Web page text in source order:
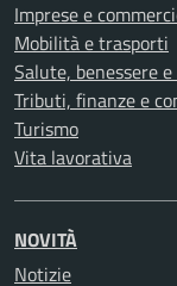
Imprese e
Mobilità e trasporti
Salute, benessere
Tributi, finanze e
Turismo
Vita lavorativa
NOVITÀ
Notizie